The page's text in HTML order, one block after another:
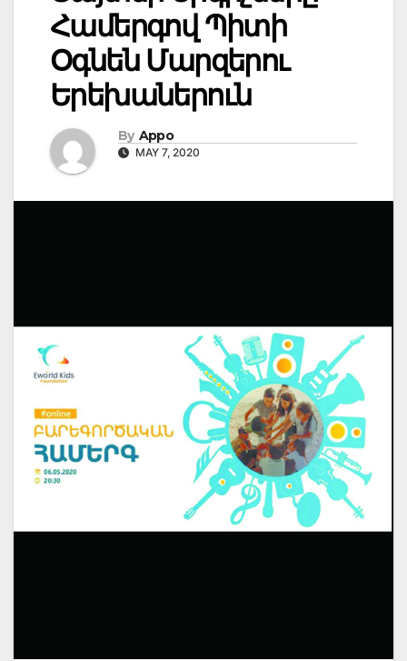
Համերգով Պիտի
Օգնեն Մարզերու
Երեխաներուն
By Appo
MAY 7, 2020